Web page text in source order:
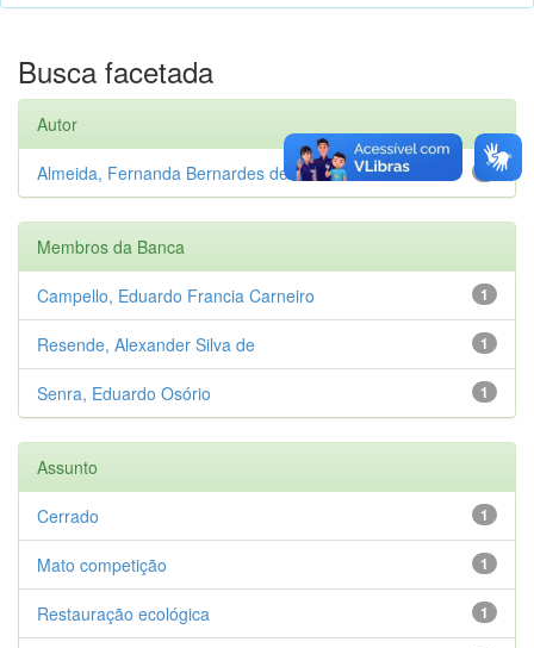
Busca facetada
Autor
1
Almeida, Fernanda Bernardes de
Membros da Banca
1
Campello, Eduardo Francia Carneiro
1
Resende, Alexander Silva de
1
Senra, Eduardo Osório
Assunto
1
Cerrado
1
Mato competição
1
Restauração ecológica